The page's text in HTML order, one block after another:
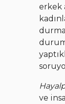
erkek
ve